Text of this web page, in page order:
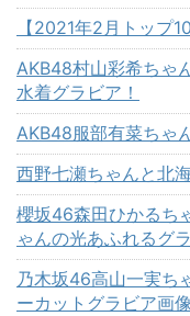
【2021年2月トップ
AKB48村山彩希ちゃ
水着グラビア！
AKB48服部有菜ちゃ
西野七瀬ちゃんと北
櫻坂46森田ひかるち
ゃんの光あふれるグ
乃木坂46高山一実ち
ーカットグラビア画像